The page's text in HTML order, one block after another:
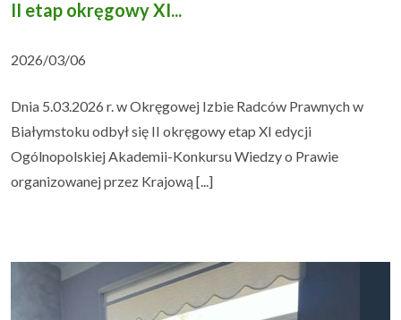
II etap okręgowy XI...
2026/03/06
Dnia 5.03.2026 r. w Okręgowej Izbie Radców Prawnych w
Białymstoku odbył się II okręgowy etap XI edycji
Ogólnopolskiej Akademii-Konkursu Wiedzy o Prawie
organizowanej przez Krajową [...]